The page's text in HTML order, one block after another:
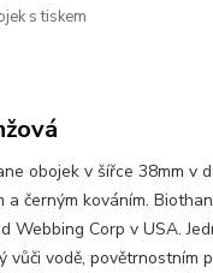
s tiskem
obojek v šířce 38mm v
a černým kováním.
Webbing Corp v USA.
vůči vodě, povětrnostním